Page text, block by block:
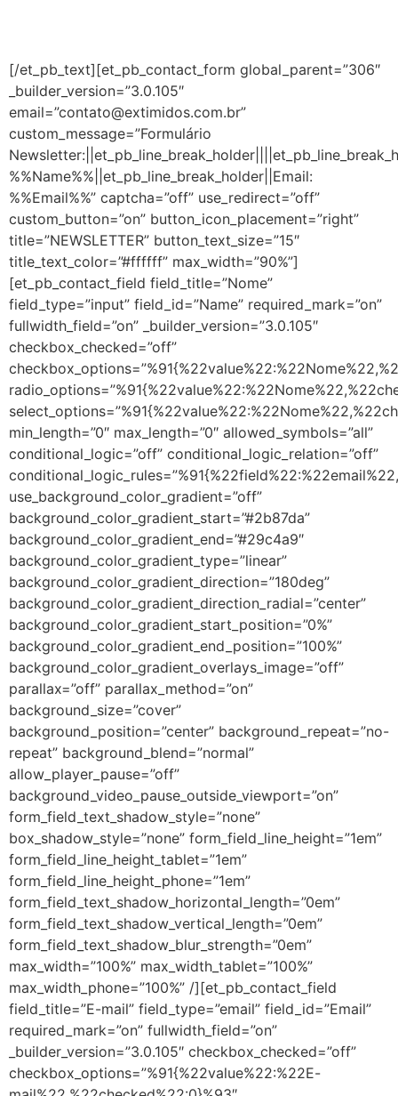
[/et_pb_text][et_pb_contact_form global_parent=”306″
_builder_version=”3.0.105″
email=”contato@extimidos.com.br”
custom_message=”Formulário
%%Name%%||et_pb_line_break_holder||Email:
%%Email%%” captcha=”off” use_redirect=”off”
custom_button=”on” button_icon_placement=”right”
title=”NEWSLETTER” button_text_size=”15″
title_text_color=”#ffffff” max_width=”90%”]
[et_pb_contact_field field_title=”Nome”
field_type=”input” field_id=”Name” required_mark=”on”
fullwidth_field=”on” _builder_version=”3.0.105″
checkbox_checked=”off”
min_length=”0″ max_length=”0″ allowed_symbols=”all”
conditional_logic=”off” conditional_logic_relation=”off”
use_background_color_gradient=”off”
background_color_gradient_start=”#2b87da”
background_color_gradient_end=”#29c4a9″
background_color_gradient_type=”linear”
background_color_gradient_direction=”180deg”
background_color_gradient_direction_radial=”center”
background_color_gradient_start_position=”0%”
background_color_gradient_end_position=”100%”
background_color_gradient_overlays_image=”off”
parallax=”off” parallax_method=”on”
background_size=”cover”
background_position=”center” background_repeat=”no-
repeat” background_blend=”normal”
allow_player_pause=”off”
background_video_pause_outside_viewport=”on”
form_field_text_shadow_style=”none”
box_shadow_style=”none” form_field_line_height=”1em”
form_field_line_height_tablet=”1em”
form_field_line_height_phone=”1em”
form_field_text_shadow_horizontal_length=”0em”
form_field_text_shadow_vertical_length=”0em”
form_field_text_shadow_blur_strength=”0em”
max_width=”100%” max_width_tablet=”100%”
max_width_phone=”100%” /][et_pb_contact_field
field_title=”E-mail” field_type=”email” field_id=”Email”
required_mark=”on” fullwidth_field=”on”
_builder_version=”3.0.105″ checkbox_checked=”off”
checkbox_options=”%91{%22value%22:%22E-